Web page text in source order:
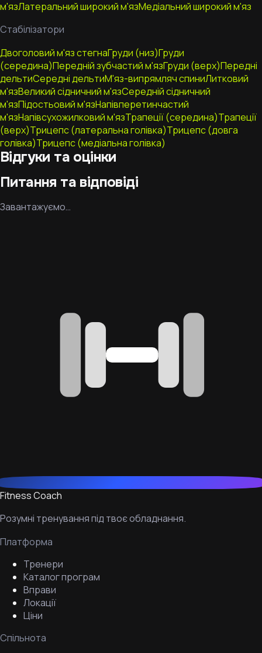
м'язЛатеральний широкий м'язМедіальний широкий м'яз
Стабілізатори
Двоголовий м'яз стегнаГруди (низ)Груди
(середина)Передній зубчастий м'язГруди (верх)Передні
дельтиСередні дельтиМ'яз-випрямляч спиниЛитковий
м'язВеликий сідничний м'язСередній сідничний
м'язПідостьовий м'язНапівперетинчастий
м'язНапівсухожилковий м'язТрапеції (середина)Трапеції
(верх)Трицепс (латеральна голівка)Трицепс (довга
голівка)Трицепс (медіальна голівка)
Відгуки та оцінки
Питання та відповіді
Завантажуємо…
Fitness Coach
Розумні тренування під твоє обладнання.
Платформа
Тренери
Каталог програм
Вправи
Локації
Ціни
Спільнота